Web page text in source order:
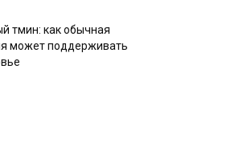
тмин: как обычная
может поддерживать